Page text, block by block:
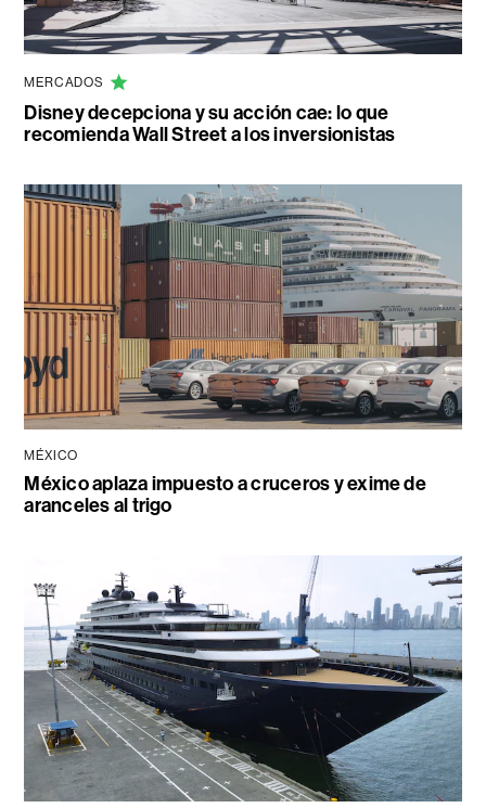
MERCADOS
Disney decepciona y su acción cae: lo que
recomienda Wall Street a los inversionistas
MÉXICO
México aplaza impuesto a cruceros y exime de
aranceles al trigo